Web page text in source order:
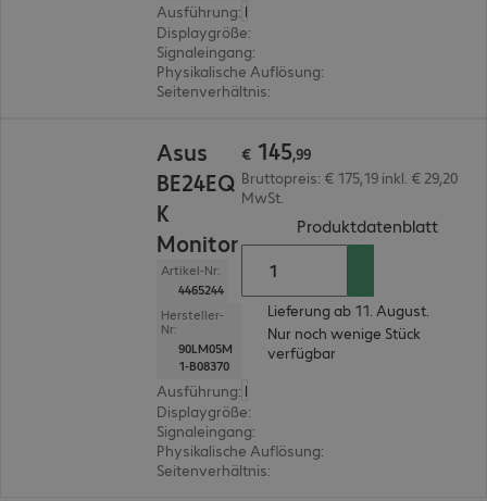
Ausführung: Europäisch
Displaygröße:
Signaleingang:
Physikalische Auflösung:
Seitenverhältnis:
Asus
BE24EQ
K
Monitor
Artikel-Nr:
4465244
Hersteller-
Nr:
90LM05M
1-B08370
Ausführung: Europäisch
Displaygröße:
Signaleingang:
Physikalische Auflösung:
Seitenverhältnis:
€ 145,99
Bruttopreis: € 175,19 inkl. € 29,20
MwSt.
Produktdatenblatt(
Lieferung ab 11. August.
Nur noch wenige Stück
verfügbar